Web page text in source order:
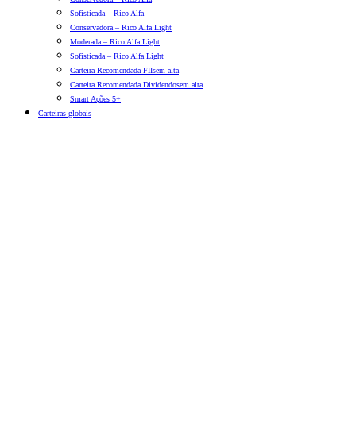
Sofisticada – Rico Alfa
Conservadora – Rico Alfa Light
Moderada – Rico Alfa Light
Sofisticada – Rico Alfa Light
Carteira Recomendada FIIsem alta
Carteira Recomendada Dividendosem alta
Smart Ações 5+
Carteiras globais